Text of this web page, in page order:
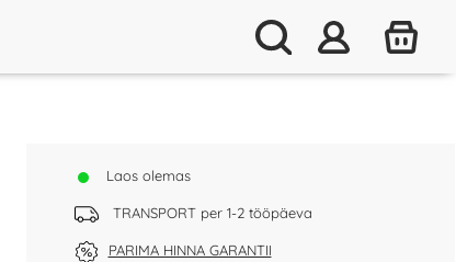
Laos olemas
TRANSPORT per 1-2 tööpäeva
PARIMA HINNA GARANTII